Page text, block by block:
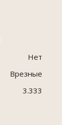
Нет
Врезные
3.333